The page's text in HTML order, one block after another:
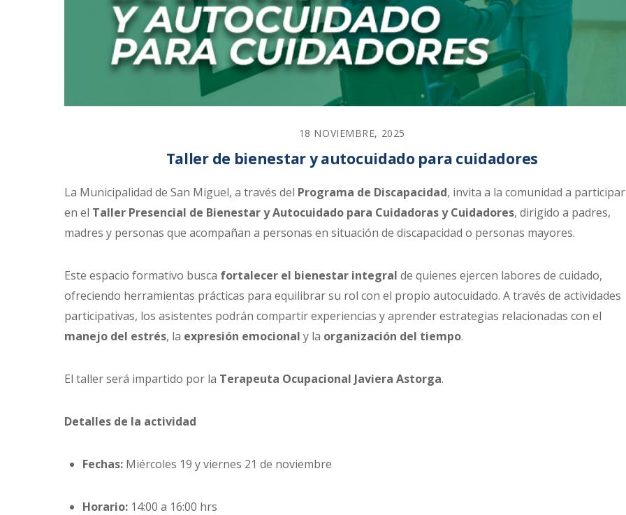
18 NOVIEMBRE, 2025
Taller de bienestar y autocuidado para cuidadores
La Municipalidad de San Miguel, a través del Programa de Discapacidad, invita a la comunidad a participar
en el Taller Presencial de Bienestar y Autocuidado para Cuidadoras y Cuidadores, dirigido a padres,
madres y personas que acompañan a personas en situación de discapacidad o personas mayores.
Este espacio formativo busca fortalecer el bienestar integral de quienes ejercen labores de cuidado,
ofreciendo herramientas prácticas para equilibrar su rol con el propio autocuidado. A través de actividades
participativas, los asistentes podrán compartir experiencias y aprender estrategias relacionadas con el
manejo del estrés, la expresión emocional y la organización del tiempo.
El taller será impartido por la Terapeuta Ocupacional Javiera Astorga.
Detalles de la actividad
Fechas:Miércoles 19 y viernes 21 de noviembre
Horario:14:00 a 16:00 hrs